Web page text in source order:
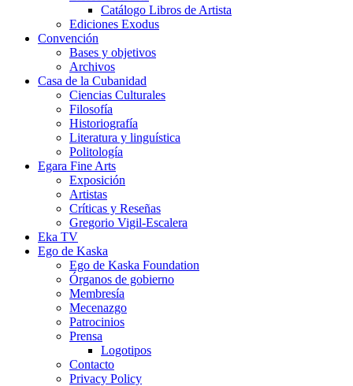
Catálogo Libros de Artista
Ediciones Exodus
Convención
Bases y objetivos
Archivos
Casa de la Cubanidad
Ciencias Culturales
Filosofía
Historiografía
Literatura y linguística
Politología
Egara Fine Arts
Exposición
Artistas
Críticas y Reseñas
Gregorio Vigil-Escalera
Eka TV
Ego de Kaska
Ego de Kaska Foundation
Órganos de gobierno
Membresía
Mecenazgo
Patrocinios
Prensa
Logotipos
Contacto
Privacy Policy